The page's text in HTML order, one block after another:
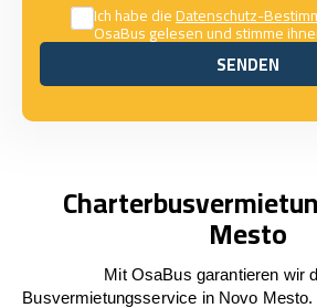
Ich habe dieDatenschutz-
OsaBus gelesen und stimme
SENDEN
SENDEN
Mesto
Mit OsaBus garantieren wir
Busvermietungsservice in Novo